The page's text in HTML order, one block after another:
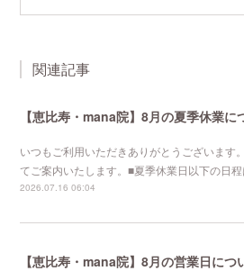
関連記事
【恵比寿・mana院】8月の夏季休業に
いつもご利用いただきありがとうございます
てご案内いたします。■夏季休業日以下の日
2026.07.16 06:04
【恵比寿・mana院】8月の営業日につ